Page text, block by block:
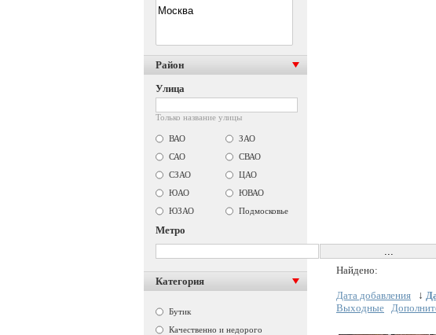
Найдено:
Дата добавления ↓
Выходные
Район
Улица
Только название улицы
ВАО
ЗАО
САО
СВАО
СЗАО
ЦАО
ЮАО
ЮВАО
ЮЗАО
Подмосковье
Метро
Категория
Бутик
Качественно и недорого